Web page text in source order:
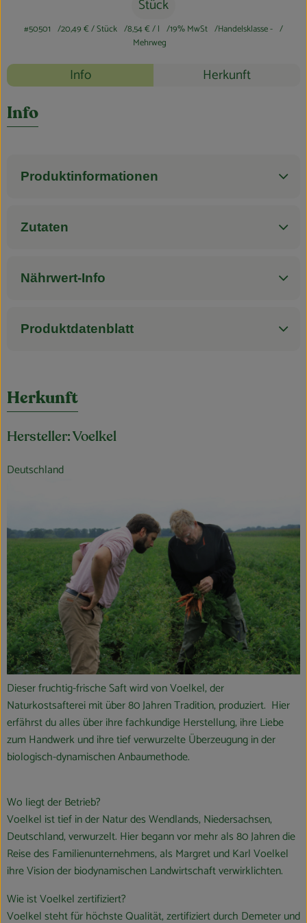
Stück
#50501 20,49 €/ Stück 8,54 €/ l 19% MwSt
Handelsklasse -
Mehrweg
Rezepte
Info Herkunft
Info
Produktinformationen
Zutaten
Nährwert-Info
Produktdatenblatt
Herkunft
Hersteller: Voelkel
Deutschland
Dieser fruchtig-frische Saft wird von Voelkel, der
Naturkostsafterei mit über 80 Jahren Tradition, produziert. Hier
erfährst du alles über ihre fachkundige Herstellung, ihre Liebe
zum Handwerk und ihre tief verwurzelte Überzeugung in der
biologisch-dynamischen Anbaumethode.
Wo liegt der Betrieb?
Voelkel ist tief in der Natur des Wendlands, Niedersachsen,
Deutschland, verwurzelt. Hier begann vor mehr als 80 Jahren die
Reise des Familienunternehmens, als Margret und Karl Voelkel
ihre Vision der biodynamischen Landwirtschaft verwirklichten.
Wie ist Voelkel zertifiziert?
Voelkel steht für höchste Qualität, zertifiziert durch Demeter und